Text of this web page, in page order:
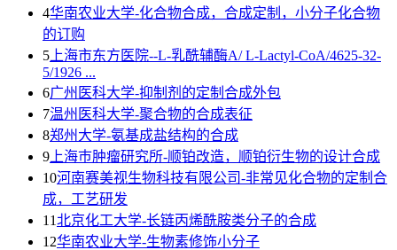
4华南农业大学-化合物合成，合成定制，小分子化合物
的订购
5 上海市东方医院--L-乳酰辅酶A/ L-Lactyl-CoA/4625-32-
5/1926 ...
6广州医科大学-抑制剂的定制合成外包
7温州医科大学-聚合物的合成表征
8郑州大学-氨基成盐结构的合成
9 上海巿肿瘤研究所-顺铂改造，顺铂衍生物的设计合成
10河南赛美视生物科技有限公司-非常见化合物的定制合
成，工艺研发
11北京化工大学-长链丙烯酰胺类分子的合成
12华南农业大学-生物素修饰小分子